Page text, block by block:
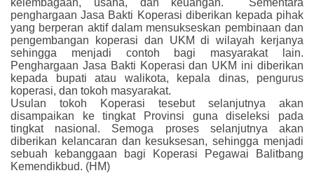
penghargaan Jasa Bakti Koperasi diberikan kepada pihak
yang berperan aktif dalam mensukseskan pembinaan dan
pengembangan koperasi dan UKM di wilayah kerjanya
sehingga menjadi contoh bagi masyarakat lain.
Penghargaan Jasa Bakti Koperasi dan UKM ini diberikan
kepada bupati atau walikota, kepala dinas, pengurus
koperasi, dan tokoh masyarakat.
Usulan tokoh Koperasi tesebut selanjutnya akan
disampaikan ke tingkat Provinsi guna diseleksi pada
tingkat nasional. Semoga proses selanjutnya akan
diberikan kelancaran dan kesuksesan, sehingga menjadi
sebuah kebanggaan bagi Koperasi Pegawai Balitbang
Kemendikbud. (HM)